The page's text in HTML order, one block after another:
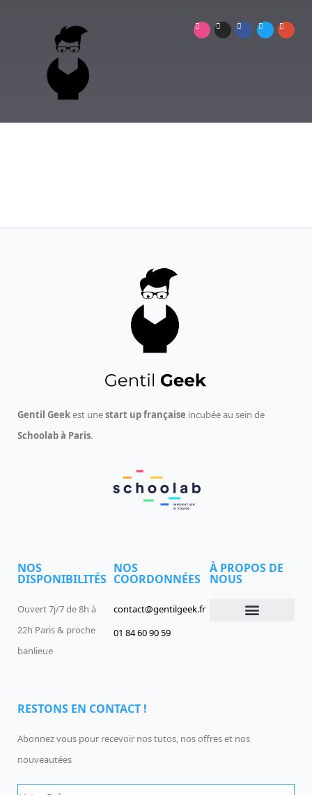
Gentil Geekest unestart up française incubée au sein de
Schoolab à Paris.
NOS
DISPONIBILITÉS
Ouvert 7j/7 de 8h à
22h Paris & proche
banlieue
NOS
COORDONNÉES
contact@gentilgeek.fr
01 84 60 90 59
À PROPOS DE
NOUS
RESTONS EN CONTACT !
Abonnez vous pour recevoir nos tutos, nos offres et nos
nouveautées